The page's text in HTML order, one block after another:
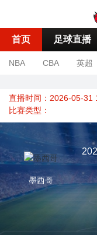
首页 足球直播
NBA CBA 英超
直播时间：2026-05-31
比赛类型：
墨西哥